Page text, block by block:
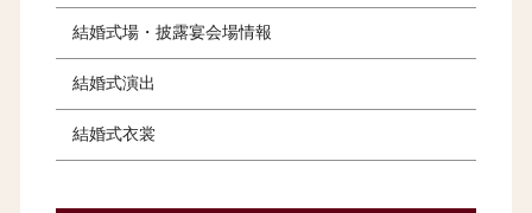
結婚式場・披露宴会場情報
結婚式演出
結婚式衣裳